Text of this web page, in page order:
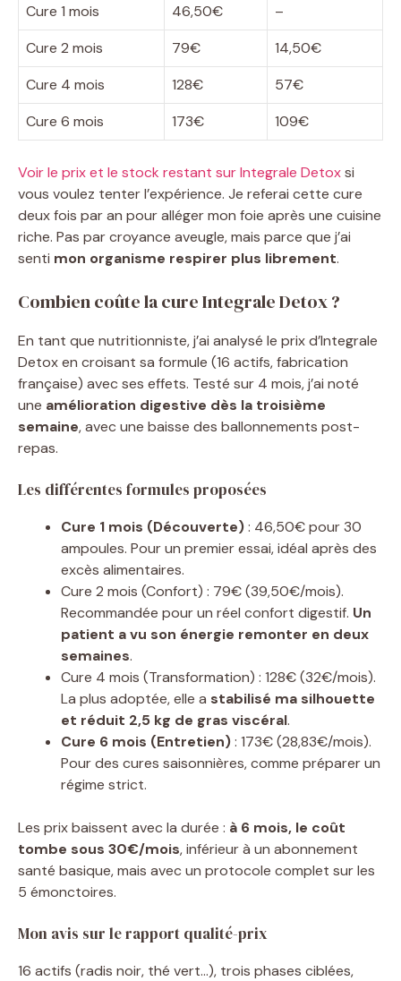
Cure 1 mois
46,50€
–
Cure 2 mois
79€
14,50€
Cure 4 mois
128€
57€
Cure 6 mois
173€ 109€
Voir le prix et le stock restant sur Integrale Detoxsi
vous voulez tenter l’expérience. Je referai cette cure
deux fois par an pour alléger mon foie après une cuisine
riche. Pas par croyance aveugle, mais parce que j’ai
senti mon organisme respirer plus librement.
Combien coûte la cure Integrale Detox ?
En tant que nutritionniste, j’ai analysé le prix d’Integrale
Detox en croisant sa formule (16 actifs, fabrication
française) avec ses effets. Testé sur 4 mois, j’ai noté
une amélioration digestive dès la troisième
semaine, avec une baisse des ballonnements post-
repas.
Les différentes formules proposées
Cure 1 mois (Découverte): 46,50€ pour 30
ampoules. Pour un premier essai, idéal après des
excès alimentaires.
Cure 2 mois (Confort) : 79€ (39,50€/mois).
Recommandée pour un réel confort digestif. Un
patient a vu son énergie remonter en deux
semaines.
Cure 4 mois (Transformation) : 128€ (32€/mois).
La plus adoptée, elle a stabilisé ma silhouette
et réduit 2,5 kg de gras viscéral.
Cure 6 mois (Entretien): 173€ (28,83€/mois).
Pour des cures saisonnières, comme préparer un
régime strict.
Les prix baissent avec la durée : à 6 mois, le coût
tombe sous 30€/mois, inférieur à un abonnement
santé basique, mais avec un protocole complet sur les
5 émonctoires.
Mon avis sur le rapport qualité-prix
16 actifs (radis noir, thé vert…), trois phases ciblées,